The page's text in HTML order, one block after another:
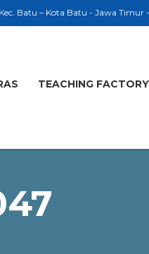
Batu – Kota Batu - Jawa Timur -
TEACHING